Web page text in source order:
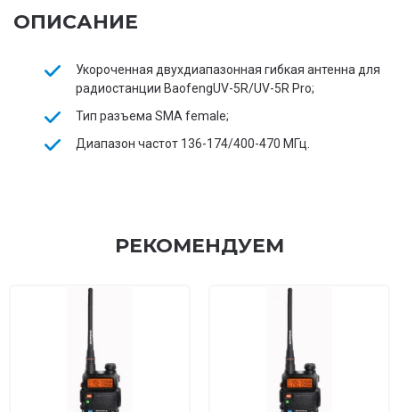
ОПИСАНИЕ
Укороченная двухдиапазонная гибкая антенна для
радиостанции BaofengUV-5R/UV-5R Pro;
Тип разъема SMA female;
Диапазон частот 136-174/400-470 МГц.
РЕКОМЕНДУЕМ